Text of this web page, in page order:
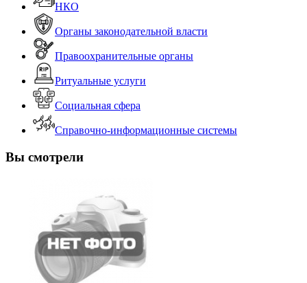
НКО
Органы законодательной власти
Правоохранительные органы
Ритуальные услуги
Социальная сфера
Справочно-информационные системы
Вы смотрели